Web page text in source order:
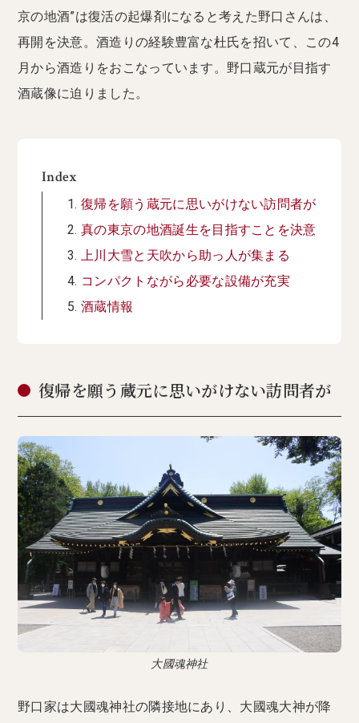
京の地酒”は復活の起爆剤になると考えた野口さんは、
再開を決意。酒造りの経験豊富な杜氏を招いて、この4
月から酒造りをおこなっています。野口蔵元が目指す
酒蔵像に迫りました。
Index
復帰を願う蔵元に思いがけない訪問者が
真の東京の地酒誕生を目指すことを決意
上川大雪と天吹から助っ人が集まる
コンパクトながら必要な設備が充実
酒蔵情報
復帰を願う蔵元に思いがけない訪問者が
大國魂神社
野口家は大國魂神社の隣接地にあり、大國魂大神が降